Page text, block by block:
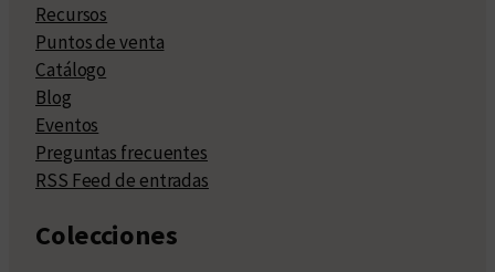
Recursos
Puntos de venta
Catálogo
Blog
Eventos
Preguntas frecuentes
RSS Feed de entradas
Colecciones